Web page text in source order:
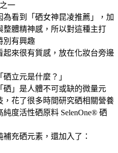
一
看到「硒女神昆凌推薦」，加
整體精神感，所以對這種主打
別有興趣
來很有質感，放在化妝台旁邊
立元是什麼？」
」是人體不可或缺的微量元
花了很多時間研究硒相關營養
度活性硒原料 SelenOne® 硒
補充硒元素，還加入了：